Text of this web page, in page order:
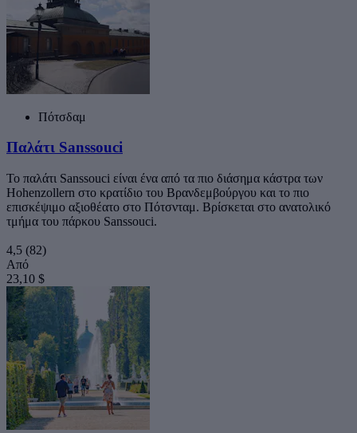
Πότσδαμ
Παλάτι Sanssouci
Το παλάτι Sanssouci είναι ένα από τα πιο διάσημα κάστρα των
Hohenzollern στο κρατίδιο του Βρανδεμβούργου και το πιο
επισκέψιμο αξιοθέατο στο Πότσνταμ. Βρίσκεται στο ανατολικό
τμήμα του πάρκου Sanssouci.
4,5 (82)
Από
23,10 $